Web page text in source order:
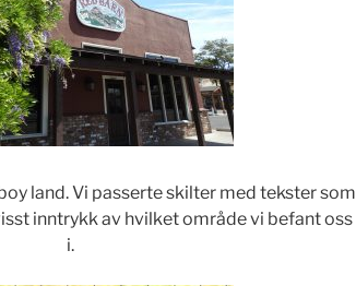
land. Vi passerte skilter med tekster som
inntrykk av hvilket område vi befant oss
i.